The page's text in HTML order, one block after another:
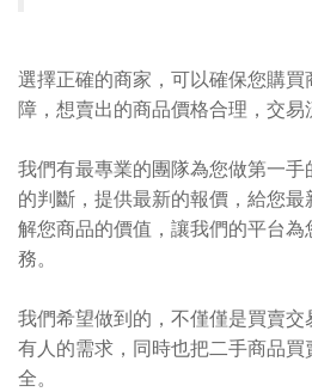
選擇正確的商家，可以確保您購
障，想賣出的商品價格合理，交易
我們有最專業的團隊為您做第一
的判斷，提供最新的報價，給您
解您商品的價值，讓我們的平台
務。
我們希望做到的，不僅僅是買賣
有人的需求，同時也把二手商品
全。